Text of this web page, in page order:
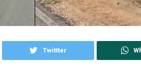
Twittter